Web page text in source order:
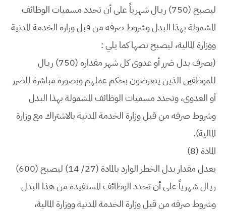
ليصبح (750) ريـال شهرياً على أن تحدد مسميات الوظائف
المشمولة بهذا البدل وشروط صرفه من قبل وزارة الخدمة المدنية
ووزارة المالية، ليصبح نصها كما يلي :
(يصرف بدل ضرر أو عدوى كل شهر مقداره (750) ريـال
للموظفين الذين يتعرضون بحكم عملهم وبصورة مباشرة للضرر
أو العدوى، وتحدد مسميات الوظائف المشمولة بهذا البدل
وشروط صرفه من قبل وزارة الخدمة المدنية بالاشتراك مع وزارة
المالية).
المادة (8)
يعدل مقدار بدل الخطر الوارد بالمادة (27/ 14) ليصبح (600)
ريـال شهرياً على أن تحدد الوظائف المستفيدة من هذا البدل
وشروط صرفه من قبل وزارة الخدمة المدنية ووزارة المالية،